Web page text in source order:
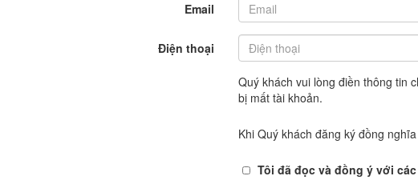
Email
Điện thoại
Quý khách vui lòng điền thông tin
bị mất tài khoản.
Khi Quý khách đăng ký đồng
Tôi đã đọc và đồng ý với